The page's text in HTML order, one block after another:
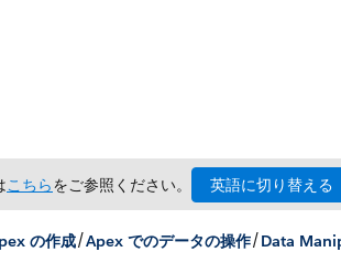
こちらをご参照ください。 英語に切り替える
の作成/Apex でのデータの操作/Data